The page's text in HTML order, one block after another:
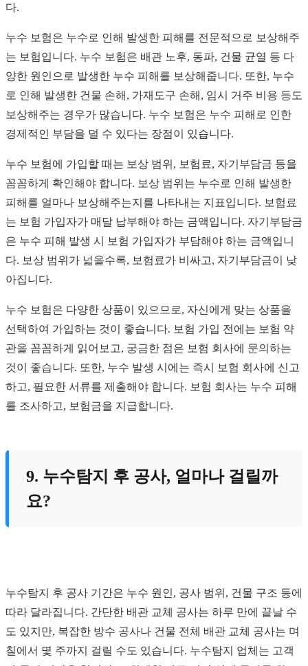
다.
누수 보험은 누수로 인해 발생한 피해를 전문적으로 보상해주
는 보험입니다. 누수 보험은 배관 노후, 동파, 건물 균열 등 다
양한 원인으로 발생한 누수 피해를 보상해줍니다. 또한, 누수
로 인해 발생한 건물 손해, 가재도구 손해, 임시 거주 비용 등도
보상해주는 경우가 많습니다. 누수 보험은 누수 피해로 인한
경제적인 부담을 덜 수 있다는 장점이 있습니다.
누수 보험에 가입할 때는 보상 범위, 보험료, 자기부담금 등을
꼼꼼하게 확인해야 합니다. 보상 범위는 누수로 인해 발생한
피해를 얼마나 보상해주는지를 나타내는 지표입니다. 보험료
는 보험 가입자가 매달 납부해야 하는 금액입니다. 자기부담금
은 누수 피해 발생 시 보험 가입자가 부담해야 하는 금액입니
다. 보상 범위가 넓을수록, 보험료가 비싸고, 자기부담금이 낮
아집니다.
누수 보험은 다양한 상품이 있으므로, 자신에게 맞는 상품을
선택하여 가입하는 것이 좋습니다. 보험 가입 전에는 보험 약
관을 꼼꼼하게 읽어보고, 궁금한 점은 보험 회사에 문의하는
것이 좋습니다. 또한, 누수 발생 시에는 즉시 보험 회사에 신고
하고, 필요한 서류를 제출해야 합니다. 보험 회사는 누수 피해
를 조사하고, 보험금을 지급합니다.
9. 누수탐지 후 공사, 얼마나 걸릴까
요?
누수탐지 후 공사 기간은 누수 원인, 공사 범위, 건물 구조 등에
따라 달라집니다. 간단한 배관 교체 공사는 하루 만에 끝날 수
도 있지만, 복잡한 방수 공사나 건물 전체 배관 교체 공사는 며
칠에서 몇 주까지 걸릴 수도 있습니다. 누수탐지 업체는 고객